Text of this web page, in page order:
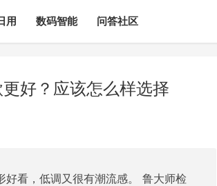
用 数码智能 问答社区
好？应该怎么样选择
看，低调又很有潮流感。 鲁大师检